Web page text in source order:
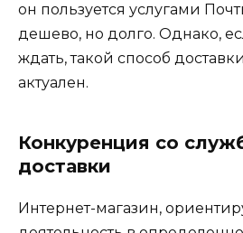
он пользуется услугами
дешево, но долго. Однако,
ждать, такой способ
актуален.
Конкуренция со
доставки
Интернет-магазин,